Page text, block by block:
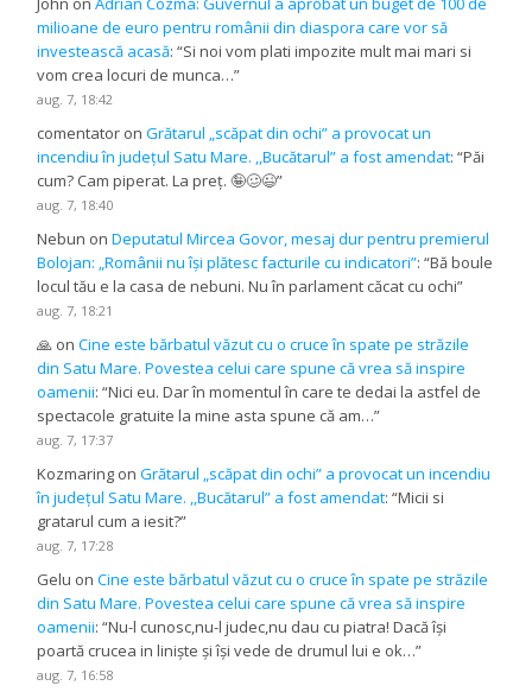
milioane de euro pentru românii din diaspora care vor să
investească acasă: “Si noi vom plati impozite mult mai mari si
vom crea locuri de munca…”
aug. 7, 18:42
comentator onGrătarul „scăpat din ochi” a provocat un
incendiu în județul Satu Mare. ,,Bucătarul” a fost amendat: “Păi
cum? Cam piperat. La preț. 🤪🥴😉”
aug. 7, 18:40
Nebun onDeputatul Mircea Govor, mesaj dur pentru premierul
Bolojan: „Românii nu își plătesc facturile cu indicatori”: “Bă boule
locul tău e la casa de nebuni. Nu în parlament căcat cu ochi”
aug. 7, 18:21
🙏 onCine este bărbatul văzut cu o cruce în spate pe străzile
din Satu Mare. Povestea celui care spune că vrea să inspire
oamenii: “Nici eu. Dar în momentul în care te dedai la astfel de
spectacole gratuite la mine asta spune că am…”
aug. 7, 17:37
Kozmaring onGrătarul „scăpat din ochi” a provocat un incendiu
în județul Satu Mare. ,,Bucătarul” a fost amendat: “Micii si
gratarul cum a iesit?”
aug. 7, 17:28
Gelu onCine este bărbatul văzut cu o cruce în spate pe străzile
din Satu Mare. Povestea celui care spune că vrea să inspire
oamenii: “Nu-l cunosc,nu-l judec,nu dau cu piatra! Dacă își
poartă crucea in liniște și își vede de drumul lui e ok…”
aug. 7, 16:58